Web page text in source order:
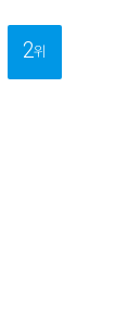
2위